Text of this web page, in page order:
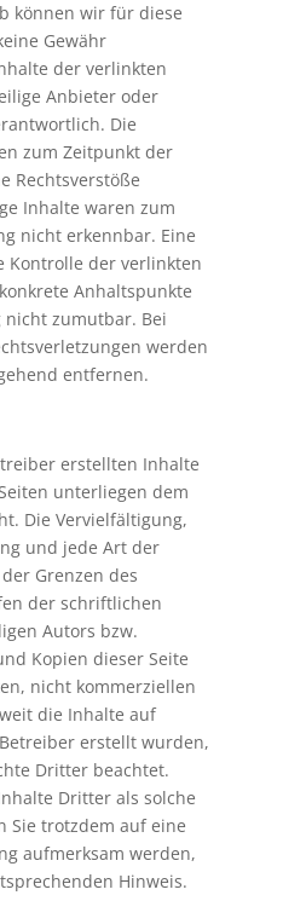
können wir für diese
Gewähr
der verlinkten
Anbieter oder
Die
zum Zeitpunkt der
Rechtsverstöße
Inhalte waren zum
nicht erkennbar. Eine
Kontrolle der verlinkten
Anhaltspunkte
nicht zumutbar. Bei
werden
entfernen.
erstellten Inhalte
unterliegen dem
Die Vervielfältigung,
und jede Art der
Grenzen des
der schriftlichen
Autors bzw.
Kopien dieser Seite
nicht kommerziellen
die Inhalte auf
erstellt wurden,
Dritter beachtet.
Dritter als solche
Sie trotzdem auf eine
aufmerksam werden,
Hinweis.